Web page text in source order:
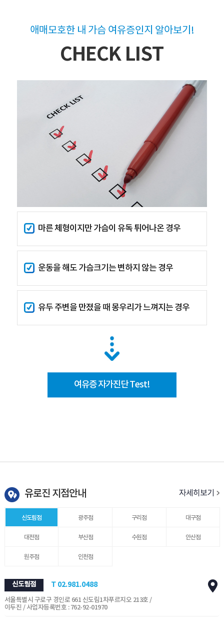
애매모호한 내 가슴 여유증인지 알아보기!
CHECK LIST
마른 체형이지만 가슴이 유독 튀어나온 경우
운동을 해도 가슴크기는 변하지 않는 경우
유두 주변을 만졌을 때 몽우리가 느껴지는 경우
여유증 자가진단 Test!
유로진 지점안내 자세히보기
신도림점 광주점 구리점 대구점
대전점 부산점 수원점 안산점
원주점 인천점
신도림점 T 02.981.0488
서울특별시 구로구 경인로 661 신도림1차푸르지오 213호 /
이두진 / 사업자등록번호 : 762-92-01970